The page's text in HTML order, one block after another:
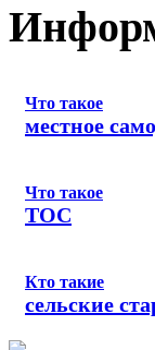
Что такое
местное
Что такое
ТОС
Кто такие
сельские